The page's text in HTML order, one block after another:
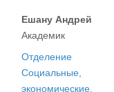
Ешану Андрей
Академик
Отделение
Социальные,
экономические,